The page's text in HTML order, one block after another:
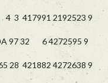
4 3 417991 2192523 9
97 32 6 4272595 9
28 421882 4272638 9